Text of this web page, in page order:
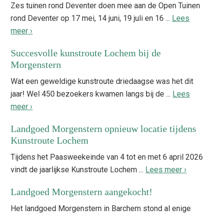
Zes tuinen rond Deventer doen mee aan de Open Tuinen
rond Deventer op 17 mei, 14 juni, 19 juli en 16 ... Lees
meer ›
Succesvolle kunstroute Lochem bij de
Morgenstern
Wat een geweldige kunstroute driedaagse was het dit
jaar! Wel 450 bezoekers kwamen langs bij de ... Lees
meer ›
Landgoed Morgenstern opnieuw locatie tijdens
Kunstroute Lochem
Tijdens het Paasweekeinde van 4 tot en met 6 april 2026
vindt de jaarlijkse Kunstroute Lochem ... Lees meer ›
Landgoed Morgenstern aangekocht!
Het landgoed Morgenstern in Barchem stond al enige